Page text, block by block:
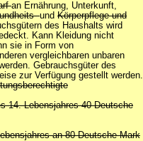
an Ernährung, Unterkunft,
und Körperpflege und
des Haushalts wird
Kann Kleidung nicht
sie in Form von
vergleichbaren unbaren
Gebrauchsgüter des
zur Verfügung gestellt werden.
14. Lebensjahres 40 Deutsche
an 80 Deutsche Mark